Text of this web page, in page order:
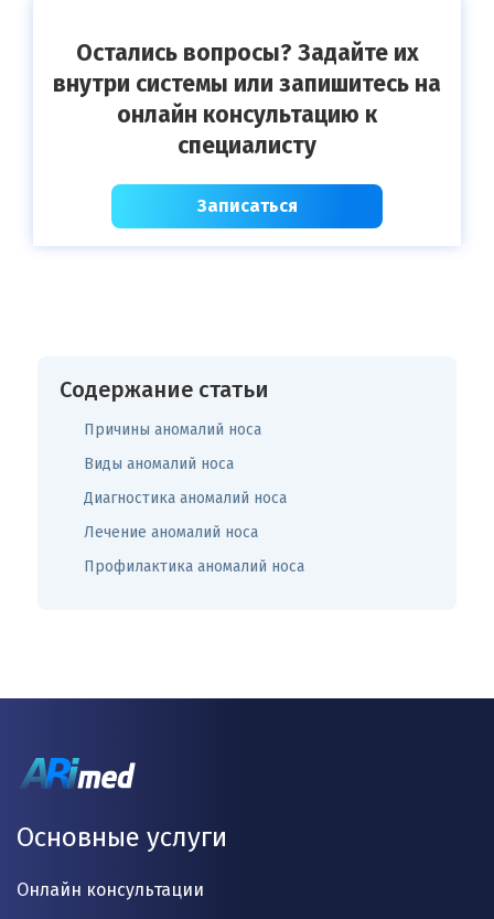
Остались вопросы? Задайте их
внутри системы или запишитесь на
онлайн консультацию к
специалисту
Записаться
Содержание статьи
Причины аномалий носа
Виды аномалий носа
Диагностика аномалий носа
Лечение аномалий носа
Профилактика аномалий носа
Основные услуги
Онлайн консультации